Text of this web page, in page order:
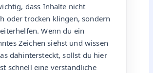
dass Inhalte nicht
oder trocken klingen, sondern
Wenn du ein
Zeichen siehst und wissen
dahintersteckt, sollst du hier
schnell eine verständliche